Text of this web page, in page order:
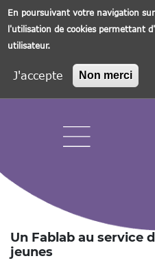
En poursuivant votre navigation
l'utilisation de cookies permettant
utilisateur.
J'accepte Non merci
Un Fablab au service
jeunes